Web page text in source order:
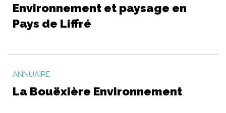
Environnement et paysage en
Pays de Liffré
ANNUAIRE
La Bouëxière Environnement